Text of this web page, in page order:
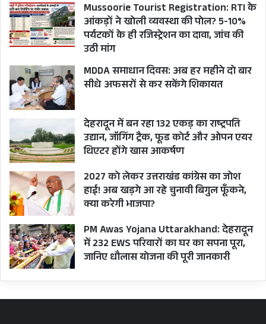
Mussoorie Tourist Registration: RTI के
आंकड़ों ने खोली व्यवस्था की पोल? 5-10%
पर्यटकों के ही रजिस्ट्रेशन का दावा, जांच की
उठी मांग
MDDA समाधान दिवस: अब हर महीने दो बार
सीधे अफसरों से कर सकेंगे शिकायत
देहरादून में बन रहा 132 एकड़ का राष्ट्रपति
उद्यान, जॉगिंग ट्रैक, फूड कोर्ट और ओपन एयर
थिएटर होंगे खास आकर्षण
2027 को लेकर उत्तराखंड कांग्रेस का जोश
हाई! अब खड़गे आ रहे चुनावी बिगुल फूँकने,
क्या करेगी भाजपा?
PM Awas Yojana Uttarakhand: देहरादून
में 232 EWS परिवारों का घर का सपना पूरा,
जानिए धौलास योजना की पूरी जानकारी